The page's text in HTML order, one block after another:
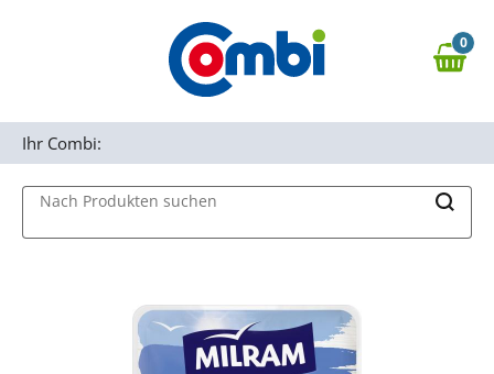
Zur Navigation springen
0,00 €
0
Nach Produkten suchen
Ihr Combi: